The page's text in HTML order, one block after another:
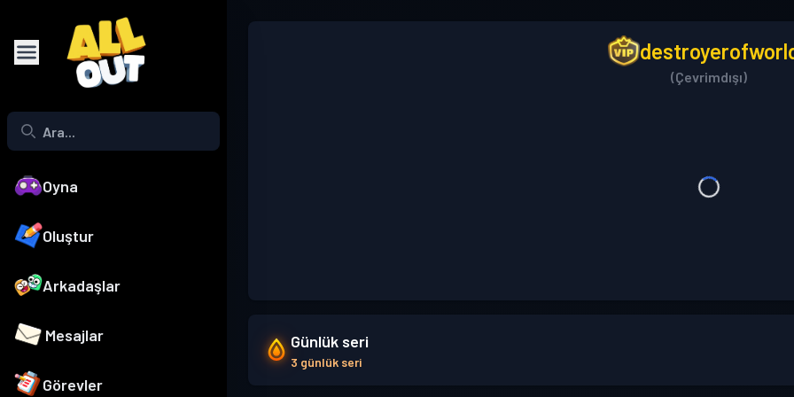
Oyna
Oluştur
Arkadaşlar
Mesajlar
Görevler
(Çevrimdışı)
Günlük seri
3 günlük seri